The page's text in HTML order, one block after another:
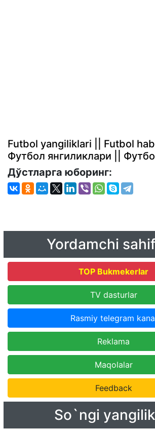
Futbol yangiliklari || Futbol
Футбол янгиликлари ||
Дўстларга юборинг:
Yordamchi
TOP Bukmekerlar
TV dasturlar
Rasmiy telegram
Reklama
Maqolalar
Feedback
So`ngi